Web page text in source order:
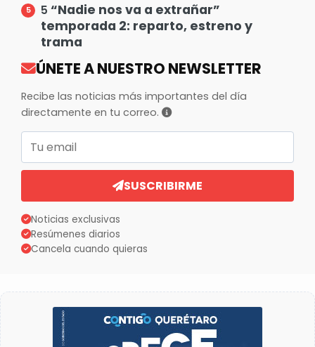
5 “Nadie nos va a extrañar”
temporada 2: reparto, estreno y
trama
ÚNETE A NUESTRO NEWSLETTER
Recibe las noticias más importantes del día
directamente en tu correo.
SUSCRIBIRME
Noticias exclusivas
Resúmenes diarios
Cancela cuando quieras